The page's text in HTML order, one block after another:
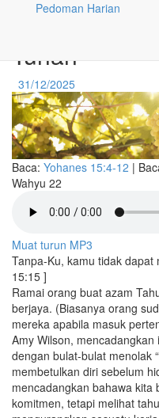
Pedoman Harian
Berazam
Tuhan
31/12/2025
Baca: Yohanes 15:4-12 |
Wahyu 22
Muat turun MP3
Tanpa-Ku, kamu tidak
15:15 ]
Ramai orang buat azam
berjaya. (Biasanya orang
mereka apabila masuk
Amy Wilson,
dengan bulat-bulat menolak
membetulkan diri sebelum
mencadangkan bahawa
komitmen, tetapi melihat